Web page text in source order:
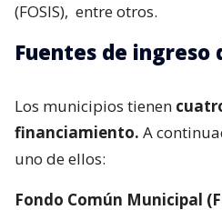
(FOSIS), entre otros.
Fuentes de ingreso
Los municipios tienen
financiamiento. A
uno de ellos:
Fondo Común Municipal